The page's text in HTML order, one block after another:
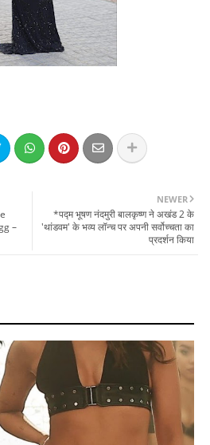
NEWER
*पद्म भूषण नंदमुरी बालकृष्ण ने अखंड 2 के
'थांडवम' के भव्य लॉन्च पर अपनी सर्वोच्चता का
प्रदर्शन किया
–